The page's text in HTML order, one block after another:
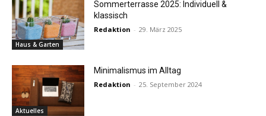
Haus & Garten
Sommerterrasse 2025: Individuell &
klassisch
Redaktion - 29. März 2025
Aktuelles
Minimalismus im Alltag
Redaktion - 25. September 2024